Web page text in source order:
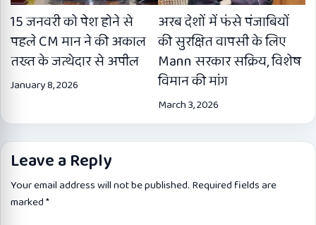
15 जनवरी को पेश होने से
पहले CM मान ने की अकाल
तख्त के जत्थेदार से अपील
January 8, 2026
अरब देशों में फंसे पंजाबियों
की सुरक्षित वापसी के लिए
Mann सरकार सक्रिय, विशेष
विमान की मांग
March 3, 2026
Leave a Reply
Your email address will not be published. Required fields are
marked*